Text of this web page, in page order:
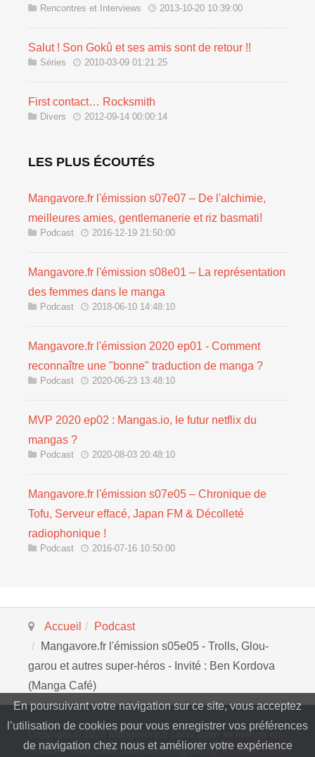
Rencontres et Interviews 2013-10-20 10:39:00
Salut ! Son Gokû et ses amis sont de retour !!
Séries 2010-03-09 01:21:25
First contact… Rocksmith
Divers 2012-09-14 00:00:14
LES PLUS ÉCOUTÉS
Mangavore.fr l'émission s07e07 – De l'alchimie,
meilleures amies, gentlemanerie et riz basmati!
Podcast 2016-12-19 21:50:00
Mangavore.fr l'émission s08e01 – La représentation
des femmes dans le manga
Podcast 2018-06-10 14:48:10
Mangavore.fr l'émission 2020 ep01 - Comment
reconnaître une "bonne" traduction de manga ?
Podcast 2020-06-23 13:48:10
MVP 2020 ep02 : Mangas.io, le futur netflix du
mangas ?
Podcast 2020-08-03 20:48:10
Mangavore.fr l'émission s07e05 – Chronique de
Tofu, Serveur effacé, Japan FM & Décolleté
radiophonique !
Podcast 2016-07-16 10:50:00
Accueil
Podcast
Mangavore.fr l'émission s05e05 - Trolls, Glou-
garou et autres super-héros - Invité : Ben Kordova
(Manga Café)
Copyright © 2026 Mangavore.fr l'actu anim' et manga en
France - Tous droits réservés Designed byJoomlArt.com.
En poursuivant votre navigation sur ce site, vous acceptez
l’utilisation de cookies pour vous enregistrer vos préférences
de navigation chez nous et améliorer votre expérience